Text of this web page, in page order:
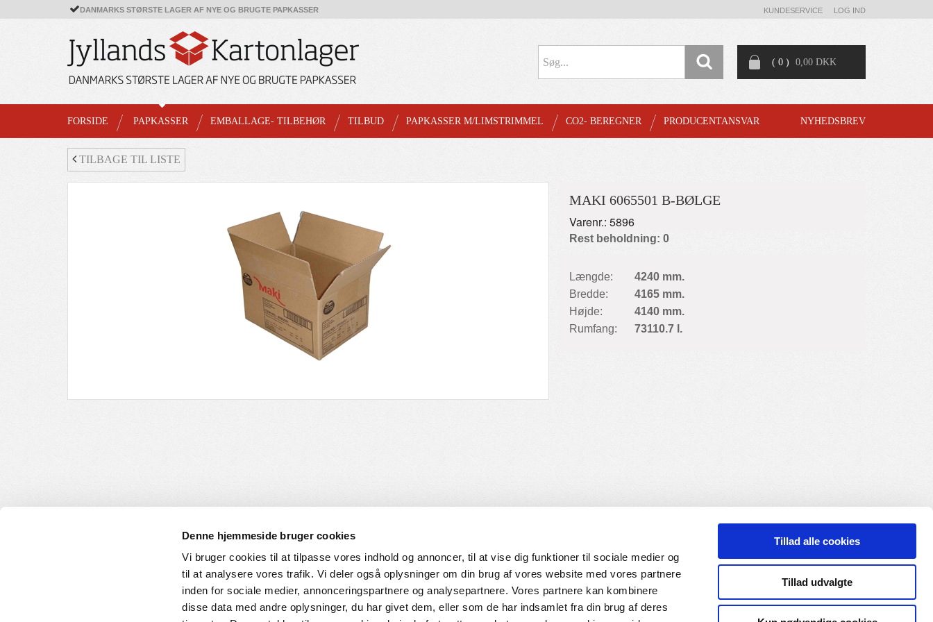
Denne hjemmeside bruger cookies
Vi bruger cookies til at tilpasse vores indhold og annoncer, til at vise dig funktioner til sociale medier og
til at analysere vores trafik. Vi deler også oplysninger om din brug af vores website med vores partnere
inden for sociale medier, annonceringspartnere og analysepartnere. Vores partnere kan kombinere
disse data med andre oplysninger, du har givet dem, eller som de har indsamlet fra din brug af deres
Tillad alle cookies
Tillad udvalgte
DANMARKS STØRSTE LAGER AF NYE OG BRUGTE PAPKASSER KUNDESERVICE LOG IND
( 0 ) 0,00 DKK
FORSIDE PAPKASSER EMBALLAGE- TILBEHØR TILBUD PAPKASSER M/LIMSTRIMMEL CO2- BEREGNER PRODUCENTANSVAR NYHEDSBREV
TILBAGE TIL LISTE
MAKI 6065501 B-BØLGE
Varenr.: 5896
Rest beholdning: 0
Længde:
4240 mm.
Bredde:
4165 mm.
Højde:
4140 mm.
Rumfang:
73110.7 l.
KUNDESERVICE
Handelsbetingelser
HVORDAN HANDLER DU
Login til web-shop